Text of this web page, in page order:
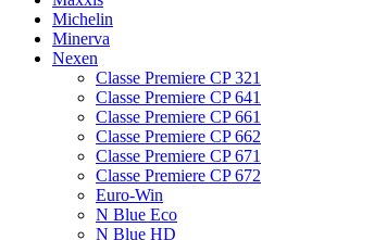
Michelin
Minerva
Nexen
Classe Premiere CP 321
Classe Premiere CP 641
Classe Premiere CP 661
Classe Premiere CP 662
Classe Premiere CP 671
Classe Premiere CP 672
Euro-Win
N Blue Eco
N Blue HD